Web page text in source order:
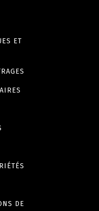
ET
DE
NOTRE